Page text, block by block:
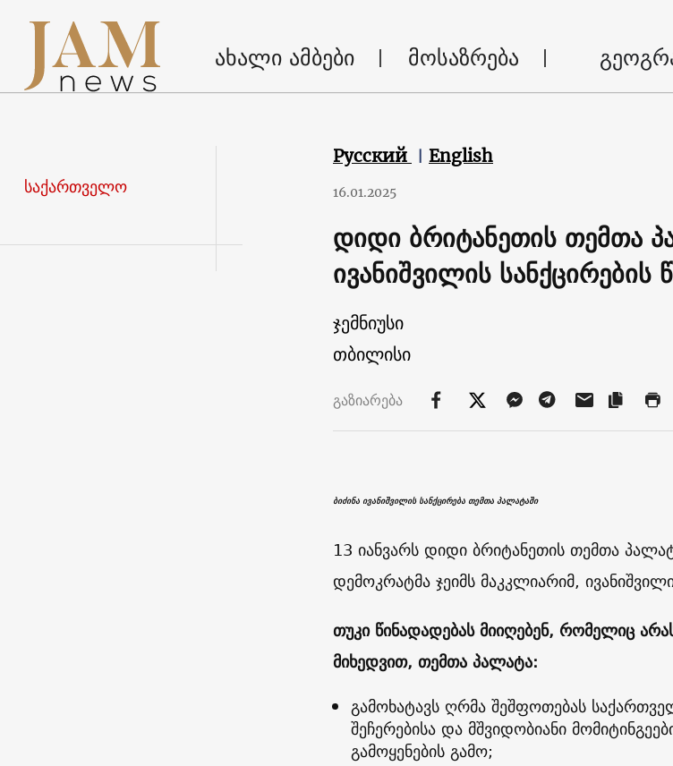
ახალი ამბები მოსაზრება
საქართველო
Русский English
16.01.2025
დიდი ბრიტანეთის თემთა
ივანიშვილის სანქცირების
ჯემნიუსი
თბილისი
გაზიარება
ბიძინა ივანიშვილის სანქცირება თემთა პალატაში
13 იანვარს დიდი ბრიტანეთის თემთა
დემოკრატმა ჯეიმს მაკკლიარიმ,
თუკი წინადადებას მიიღებენ, რომელიც
მიხედვით, თემთა პალატა:
გამოხატავს ღრმა შეშფოთებას
შეჩერებისა და მშვიდობიანი
გამოყენების გამო;